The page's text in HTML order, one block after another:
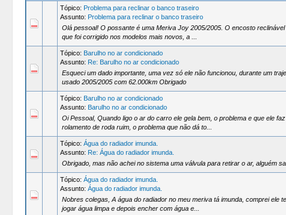
Tópico: Problema para reclinar o banco traseiro
Assunto: Problema para reclinar o banco traseiro
Olá pessoal! O possante é uma Meriva Joy 2005/2005. O encosto
que foi corrigido nos modelos mais novos, a ...
Tópico: Barulho no ar condicionado
Assunto: Re: Barulho no ar condicionado
Esqueci um dado importante, uma vez só ele não funcionou, durante um
usado 2005/2005 com 62.000km Obrigado
Tópico: Barulho no ar condicionado
Assunto: Barulho no ar condicionado
Oi Pessoal, Quando ligo o ar do carro ele gela bem, o problema e que ele
rolamento de roda ruim, o problema que não dá to...
Tópico: Água do radiador imunda.
Assunto: Re: Água do radiador imunda.
Obrigado, mas não achei no sistema uma válvula para retirar o ar, alguém
Tópico: Água do radiador imunda.
Assunto: Água do radiador imunda.
Nobres colegas, A água do radiador no meu meriva tá imunda, comprei ele
jogar água limpa e depois encher com água e...